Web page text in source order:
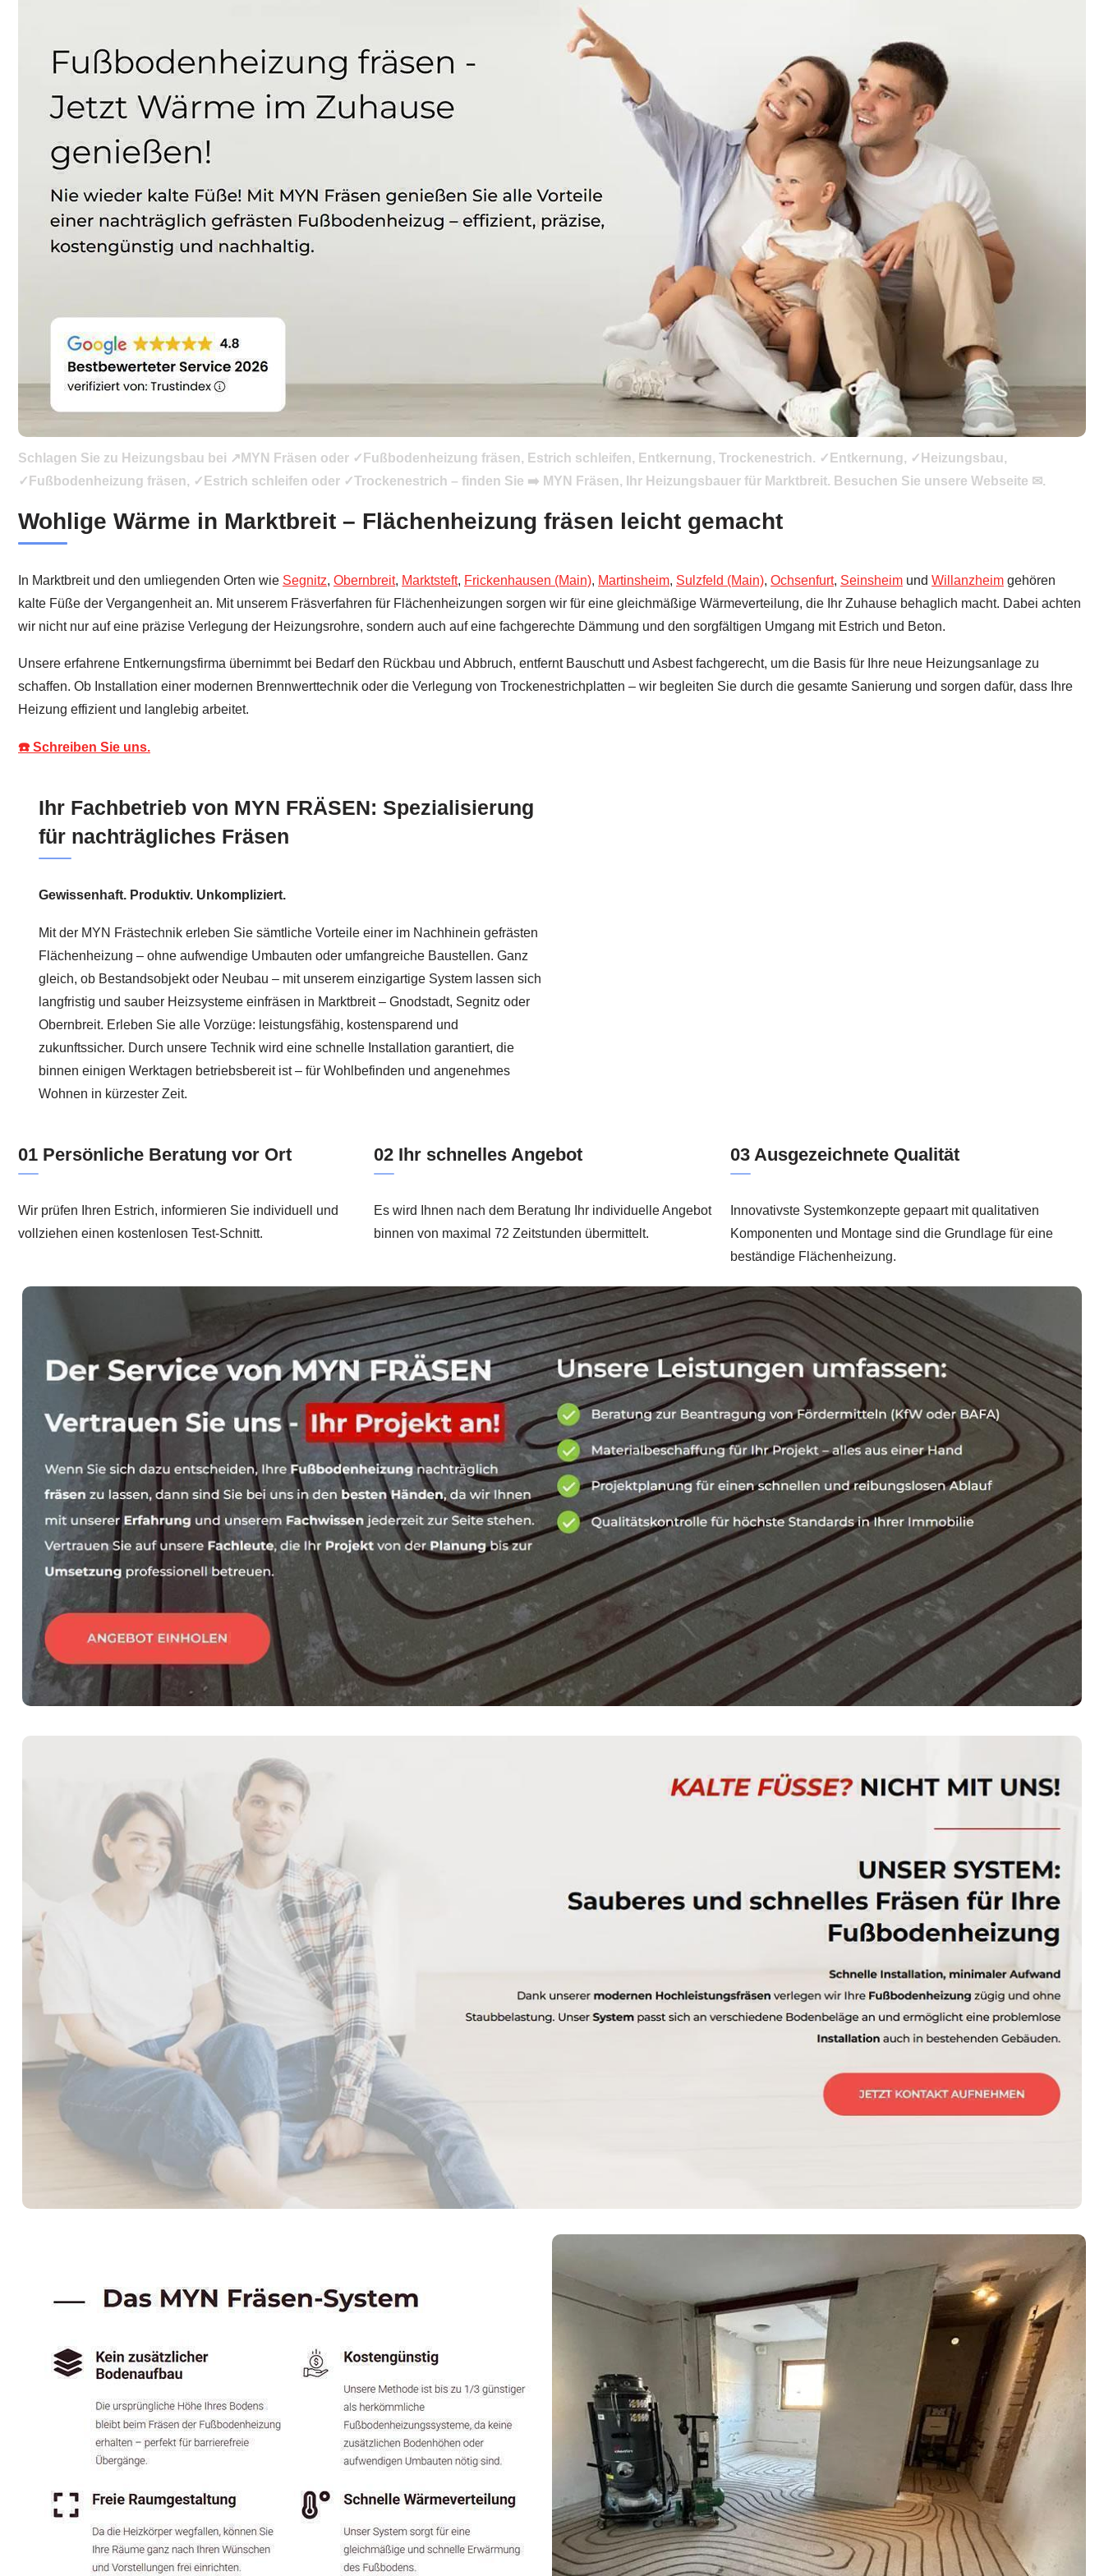
Schlagen Sie zu Heizungsbau bei ↗️MYN Fräsen oder ✓Fußbodenheizung fräsen, Estrich schleifen, Entkernung, Trockenestrich. ✓Entkernung, ✓Heizungsbau,
✓Fußbodenheizung fräsen, ✓Estrich schleifen oder ✓Trockenestrich – finden Sie ➡️ MYN Fräsen, Ihr Heizungsbauer für Marktbreit. Besuchen Sie unsere Webseite ✉.
Wohlige Wärme in Marktbreit – Flächenheizung fräsen leicht gemacht
In Marktbreit und den umliegenden Orten wie Segnitz, Obernbreit, Marktsteft, Frickenhausen (Main), Martinsheim, Sulzfeld (Main), Ochsenfurt, Seinsheim und Willanzheim gehören
kalte Füße der Vergangenheit an. Mit unserem Fräsverfahren für Flächenheizungen sorgen wir für eine gleichmäßige Wärmeverteilung, die Ihr Zuhause behaglich macht. Dabei achten
wir nicht nur auf eine präzise Verlegung der Heizungsrohre, sondern auch auf eine fachgerechte Dämmung und den sorgfältigen Umgang mit Estrich und Beton.
Unsere erfahrene Entkernungsfirma übernimmt bei Bedarf den Rückbau und Abbruch, entfernt Bauschutt und Asbest fachgerecht, um die Basis für Ihre neue Heizungsanlage zu
schaffen. Ob Installation einer modernen Brennwerttechnik oder die Verlegung von Trockenestrichplatten – wir begleiten Sie durch die gesamte Sanierung und sorgen dafür, dass Ihre
Heizung effizient und langlebig arbeitet.
☎️ Schreiben Sie uns.
Ihr Fachbetrieb von MYN FRÄSEN: Spezialisierung
für nachträgliches Fräsen
Gewissenhaft. Produktiv. Unkompliziert.
Mit der MYN Frästechnik erleben Sie sämtliche Vorteile einer im Nachhinein gefrästen
Flächenheizung – ohne aufwendige Umbauten oder umfangreiche Baustellen. Ganz
gleich, ob Bestandsobjekt oder Neubau – mit unserem einzigartige System lassen sich
langfristig und sauber Heizsysteme einfräsen in Marktbreit – Gnodstadt, Segnitz oder
Obernbreit. Erleben Sie alle Vorzüge: leistungsfähig, kostensparend und
zukunftssicher. Durch unsere Technik wird eine schnelle Installation garantiert, die
binnen einigen Werktagen betriebsbereit ist – für Wohlbefinden und angenehmes
Wohnen in kürzester Zeit.
01 Persönliche Beratung vor Ort
Wir prüfen Ihren Estrich, informieren Sie individuell und
vollziehen einen kostenlosen Test-Schnitt.
02 Ihr schnelles Angebot
Es wird Ihnen nach dem Beratung Ihr individuelle Angebot
binnen von maximal 72 Zeitstunden übermittelt.
03 Ausgezeichnete Qualität
Innovativste Systemkonzepte gepaart mit qualitativen
Komponenten und Montage sind die Grundlage für eine
beständige Flächenheizung.